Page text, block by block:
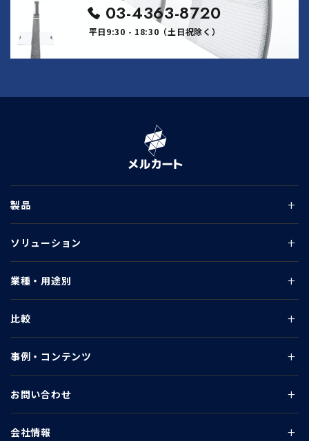
03-4363-8720
平日9:30 - 18:30（土日祝除く）
製品
ソリューション
業種・用途別
比較
事例・コンテンツ
お問い合わせ
会社情報